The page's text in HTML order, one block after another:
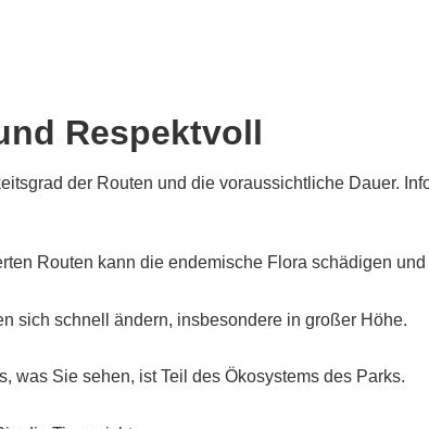
Respektvoll
der Routen und die voraussichtliche Dauer.
Routen kann die endemische Flora schädigen
sich schnell ändern, insbesondere in großer Höhe.
was Sie sehen, ist Teil des Ökosystems des Parks.